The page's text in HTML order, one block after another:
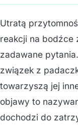
Utratą
reakcji na bodźce
zadawane
związek z
towarzyszą jej
objawy to
dochodzi do